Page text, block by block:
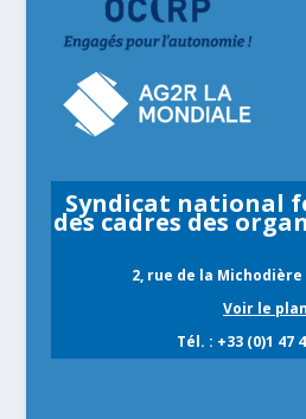
Syndicat national
des cadres des
2, rue de la Michodière
Voir le plan
Tél. : +33 (0)1 47